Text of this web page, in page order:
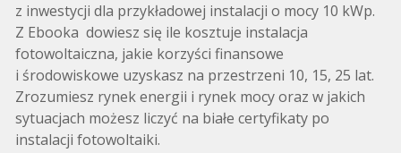
z inwestycji dla przykładowej instalacji o mocy 10 kWp.
Z Ebooka dowiesz się ile kosztuje instalacja
fotowoltaiczna, jakie korzyści finansowe
i środowiskowe uzyskasz na przestrzeni 10, 15, 25 lat.
Zrozumiesz rynek energii i rynek mocy oraz w jakich
sytuacjach możesz liczyć na białe certyfikaty po
instalacji fotowoltaiki.